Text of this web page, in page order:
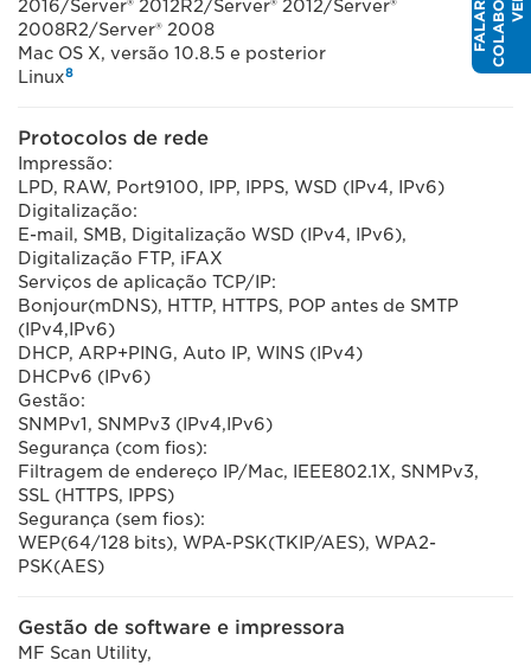
2016/Server® 2012R2/Server® 2012/Server®
2008R2/Server® 2008
Mac OS X, versão 10.8.5 e posterior
Linux8
Protocolos de rede
Impressão:
LPD, RAW, Port9100, IPP, IPPS, WSD (IPv4, IPv6)
Digitalização:
E-mail, SMB, Digitalização WSD (IPv4, IPv6),
Digitalização FTP, iFAX
Serviços de aplicação TCP/IP:
Bonjour(mDNS), HTTP, HTTPS, POP antes de SMTP
(IPv4,IPv6)
DHCP, ARP+PING, Auto IP, WINS (IPv4)
DHCPv6 (IPv6)
Gestão:
SNMPv1, SNMPv3 (IPv4,IPv6)
Segurança (com fios):
Filtragem de endereço IP/Mac, IEEE802.1X, SNMPv3,
SSL (HTTPS, IPPS)
Segurança (sem fios):
WEP(64/128 bits), WPA-PSK(TKIP/AES), WPA2-
PSK(AES)
Gestão de software e impressora
MF Scan Utility,